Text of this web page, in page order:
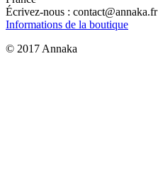
Écrivez-nous : contact@annaka.fr
Informations de la boutique
© 2017 Annaka